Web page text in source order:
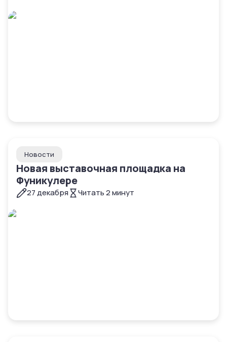
Новости
Новая выставочная площадка на
Фуникулере
27 декабря Читать2минут